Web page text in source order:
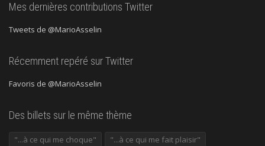
Mes dernières contributions Twitter
Tweets de @MarioAsselin
Récemment repéré sur Twitter
Favoris de @MarioAsselin
Des billets sur le même thème
"...à ce qui me choque"
"...à ce qui me fait plaisir"